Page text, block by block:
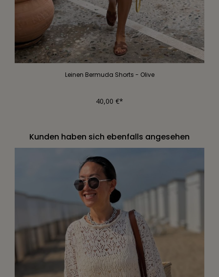
Leinen Bermuda Shorts - Olive
40,00 €*
Kunden haben sich ebenfalls angesehen